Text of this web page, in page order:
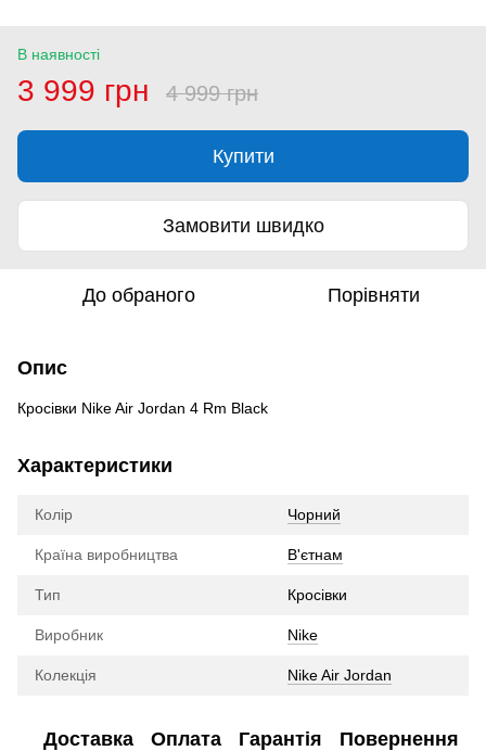
В наявності
3 999 грн 4 999 грн
Купити
Замовити швидко
До обраного Порівняти
Опис
Кросівки Nike Air Jordan 4 Rm Black
Характеристики
Колір Чорний
Країна виробництва В'єтнам
Тип Кросівки
Виробник Nike
Колекція Nike Air Jordan
Доставка Оплата Гарантія Повернення